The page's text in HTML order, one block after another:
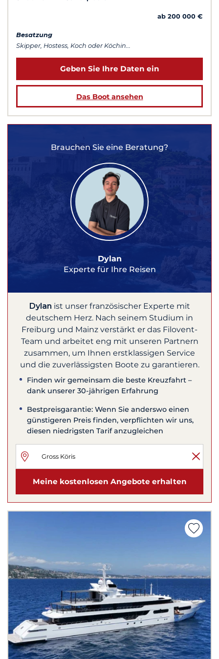
ab 200 000 €
Besatzung
Skipper, Hostess, Koch oder Köchin...
Geben Sie Ihre Daten ein
Das Boot ansehen
Brauchen Sie eine Beratung?
Dylan
Experte für Ihre Reisen
Dylan ist unser französischer Experte mit
deutschem Herz. Nach seinem Studium in
Freiburg und Mainz verstärkt er das Filovent-
Team und arbeitet eng mit unseren Partnern
zusammen, um Ihnen erstklassigen Service
und die zuverlässigsten Boote zu garantieren.
Finden wir gemeinsam die beste Kreuzfahrt –
dank unserer 30-jährigen Erfahrung
Bestpreisgarantie: Wenn Sie anderswo einen
günstigeren Preis finden, verpflichten wir uns,
diesen niedrigsten Tarif anzugleichen
Meine kostenlosen Angebote erhalten